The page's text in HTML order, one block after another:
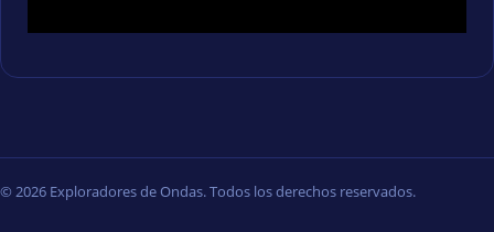
© 2026 Exploradores de Ondas. Todos los derechos reservados.